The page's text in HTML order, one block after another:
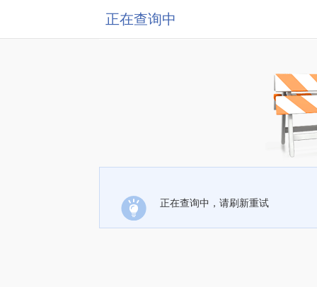
正在查询中
正在查询中，请刷新重试